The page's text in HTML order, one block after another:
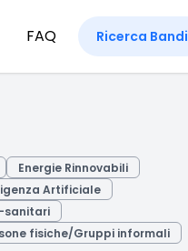
FAQ Ricerca Bandi
Energie Rinnovabili
Artificiale
sanitari
fisiche/Gruppi informali